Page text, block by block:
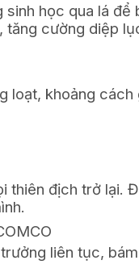
học qua lá để
tăng cường diệp
loạt, khoảng
thiên địch trở lại.
liên tục,